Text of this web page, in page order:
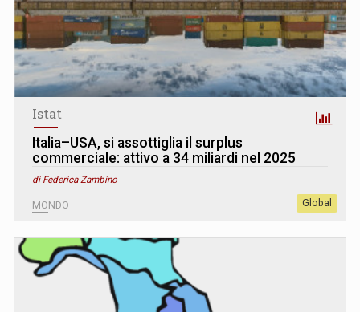
Istat
Italia–USA, si assottiglia il surplus
commerciale: attivo a 34 miliardi nel 2025
di Federica Zambino
MONDO Global